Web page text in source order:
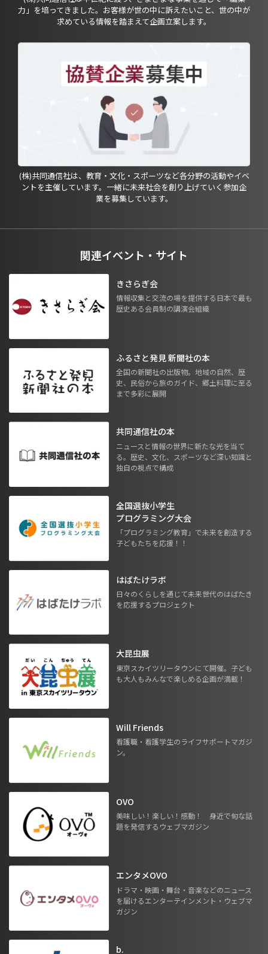
力」を培ってきました。お客様が世の中に訴えたいこと、世の中が
求めている情報を踏まえて企画立案します。
(株)共同通信社は、教育・文化・スポーツなど各分野の活動やイベ
ントを主催しています。一緒に未来社会を創り上げていく参加企
業を募集しています。
関連イベント・サイト
きさらぎ会
情報収集と交流の場を提供する日本で最も
歴史ある会員制の講演会組織
ふるさと発見 新聞社の本
全国の新聞社の出版物。地域の自然、歴
史、民俗から旅のガイド、郷土料理に至る
まで多彩に展開
共同通信社の本
ニュースと情報の世界に新たな光を当て
る。歴史、文化、スポーツなど深い知識と
独自の視点で構成
全国選抜小学生
プログラミング大会
「プログラミング教育」で未来を創造する
子どもたちを応援！！
はばたけラボ
日々のくらしを通じて未来世代のはばたき
を応援するプロジェクト
大昆虫展
東京スカイツリータウンにて開催。子ども
も大人もみんなで楽しめる企画が満載！
Will Friends
看護職・看護学生のライフサポートマガジ
ン。
OVO
美味しい！楽しい！感動！ 身近で旬な話
題を発信するウェブマガジン
エンタメOVO
ドラマ・映画・舞台・音楽などのニュース
を届けるエンターテインメント・ウェブマ
ガジン
b.